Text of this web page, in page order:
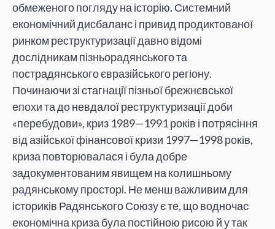
обмеженого погляду на історію. Системний
економічний дисбаланс і привид продиктованої
ринком реструктуризації давно відомі
дослідникам пізньорадянського та
пострадянського євразійського регіону.
Починаючи зі стагнації пізньої брежнєвської
епохи та до невдалої реструктуризації доби
«перебудови», криз 1989—1991 років і потрясіння
від азійської фінансової кризи 1997—1998 років,
криза повторювалася і була добре
задокументованим явищем на колишньому
радянському просторі. Не менш важливим для
істориків Радянського Союзу є те, що водночас
економічна криза була постійною рисою й у так